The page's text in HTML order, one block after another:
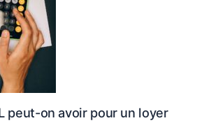
peut-on avoir pour un loyer